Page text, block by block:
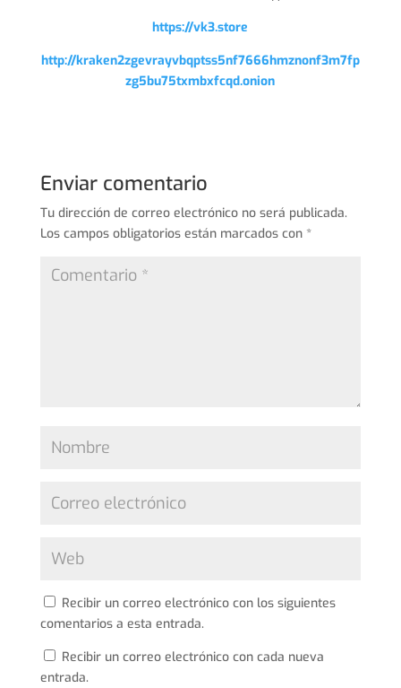
https://vk3.store
http://kraken2zgevrayvbqptss5nf7666hmznonf3m7fp
zg5bu75txmbxfcqd.onion
Enviar comentario
Tu dirección de correo electrónico no será publicada.
Los campos obligatorios están marcados con *
Recibir un correo electrónico con los siguientes
comentarios a esta entrada.
Recibir un correo electrónico con cada nueva
entrada.